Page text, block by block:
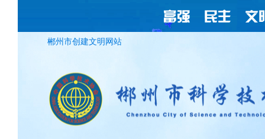
郴州市创建文明网站